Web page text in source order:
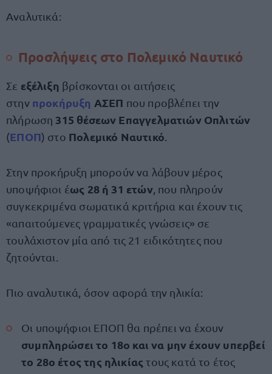
Αναλυτικά:
Προσλήψεις στο Πολεμικό Ναυτικό
Σε εξέλιξη βρίσκονται οι αιτήσεις
στην προκήρυξη ΑΣΕΠ που προβλέπει την
πλήρωση 315 θέσεων Επαγγελματιών Οπλιτών
(ΕΠΟΠ) στο Πολεμικό Ναυτικό
Στην προκήρυξη μπορούν να λάβουν μέρος
υποψήφιοι έως 28 ή 31 ετών, που πληρούν
συγκεκριμένα σωματικά κριτήρια και έχουν τις
«απαιτούμενες γραμματικές γνώσεις» σε
τουλάχιστον μία από τις 21 ειδικότητες που
ζητούνται.
Πιο αναλυτικά, όσον αφορά την ηλικία:
Οι υποψήφιοι ΕΠΟΠ θα πρέπει να έχουν
συμπληρώσει το 18ο και να μην έχουν υπερβεί
το 28ο έτος της ηλικίας τους κατά το έτος